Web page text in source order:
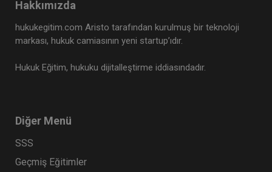
Hakkımızda
hukukegitim.com Aristo tarafından kurulmuş bir teknoloji
markası, hukuk camiasının yeni startup’ıdır.
Hukuk Eğitim, hukuku dijitalleştirme iddiasındadır.
Diğer Menü
SSS
Geçmiş Eğitimler